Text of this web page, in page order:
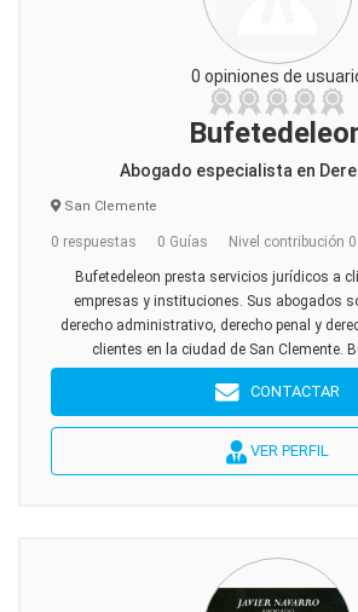
0 opiniones de
Abogado especialista en
San Clemente
0 respuestas 0 Guías Nivel contribución 0
Bufetedeleon presta servicios jurídicos a
empresas y instituciones. Sus abogados
derecho administrativo, derecho penal y
clientes en la ciudad de San Clemente.
CONTACTAR
VER PERFIL